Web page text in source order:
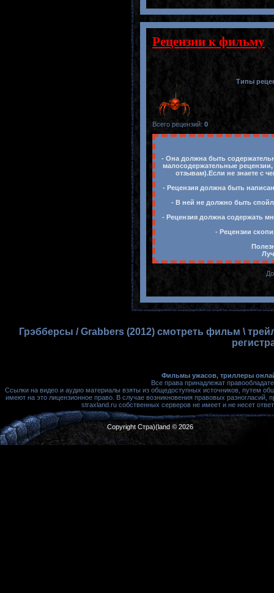
Рецензии к фильму
Типы
Всего рецензий: 0
- Она должна быть
малосодержательные
отзывам).Если не знаете с
- Рецензия должна быть
- В ней не должно быть
- Рецензия должна содержать
- Рецензии
Грэбберсы / Grabbers (2012) смотреть фильм \
Фильмы ужасов, триллеры
Все права принадлежат
Ссылки на видео и аудио материалы взяты из общедоступных источников, путем
имеют на это лицензионное право. В случае возникновения правовых
straxland.ru собственных серверов не имеет и не несет
Copyright Стра)(land © 2026